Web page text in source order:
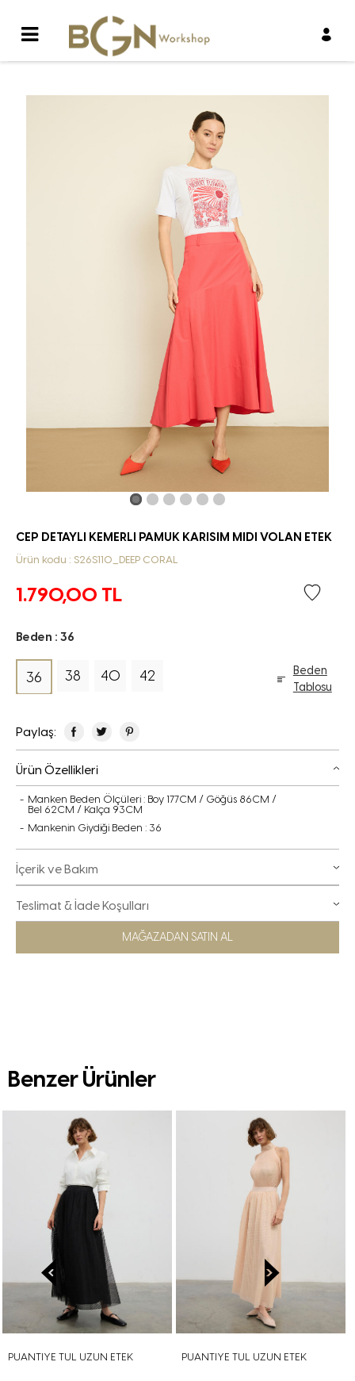
CEP DETAYLI KEMERLI PAMUK KARISIM MIDI VOLAN ETEK
Ürün kodu : S26S110_DEEP CORAL
1.790,00 TL
Beden : 36
36 38 40 42
Beden
Tablosu
Paylaş:
Ürün Özellikleri
Manken Beden Ölçüleri : Boy 177CM / Göğüs 86CM /
Bel 62CM / Kalça 93CM
Mankenin Giydiği Beden : 36
İçerik ve Bakım
Teslimat & İade Koşulları
MAĞAZADAN SATIN AL
Benzer Ürünler
PUANTIYE TUL UZUN ETEK PUANTIYE TUL UZUN ETEK